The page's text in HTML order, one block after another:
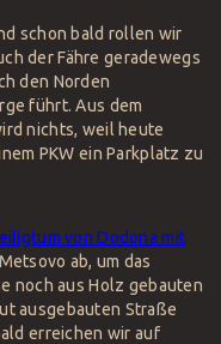
schon bald rollen wir
der Fähre geradewegs
den Norden
führt. Aus dem
nichts, weil heute
PKW ein Parkplatz zu
von Dodona mit
ab, um das
noch aus Holz gebauten
ausgebauten Straße
erreichen wir auf